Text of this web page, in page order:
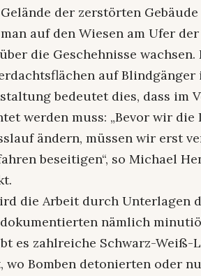
der zerstörten
auf den Wiesen am Ufer
die Geschehnisse
auf Blindgänger
bedeutet dies, dass im
werden muss: „Bevor wir
ändern, müssen wir erst
beseitigen“, so Michael
die Arbeit durch Unterlagen
nämlich
es zahlreiche Schwarz-Weiß-
wo Bomben detonierten oder